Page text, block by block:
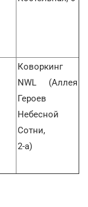
Коворкинг
NWL (Аллея
Героев
Небесной
Сотни,
2-а)